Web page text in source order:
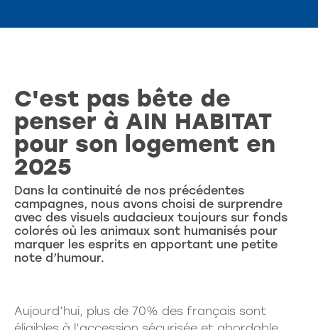
C'est pas bête de
penser à AIN HABITAT
pour son logement en
2025
Dans la continuité de nos précédentes
campagnes, nous avons choisi de surprendre
avec des visuels audacieux toujours sur fonds
colorés où les animaux sont humanisés pour
marquer les esprits en apportant une petite
note d’humour.
Aujourd’hui, plus de 70% des français sont